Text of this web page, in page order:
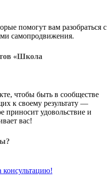
помогут вам разобраться с
самопродвижения.
«Школа
чтобы быть в сообществе
к своему результату —
приносит удовольствие и
вас!
консультацию!